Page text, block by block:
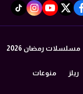
facebook
twitter
youtube
instagram
tiktok
مسلسلات رمضان 2026
ريلز منوعات